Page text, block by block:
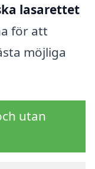
lasarettet
för att
möjliga
utan